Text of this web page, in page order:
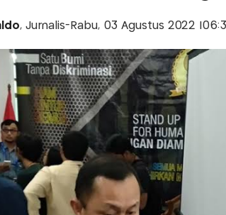
, Jurnalis-Rabu, 03 Agustus 2022